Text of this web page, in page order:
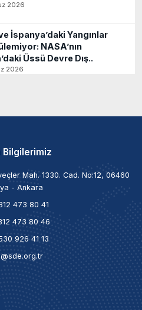
2026
İspanya’daki Yangınlar
NASA’nın
Üssü Devre Dış..
2026
Bilgilerimiz
Mah. 1330. Cad. No:12, 06460
- Ankara
473 80 41
473 80 46
926 41 13